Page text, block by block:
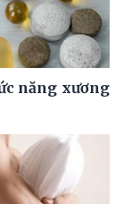
năng xương